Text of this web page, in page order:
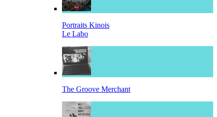
Portraits Kinois
Le Labo
The Groove Merchant